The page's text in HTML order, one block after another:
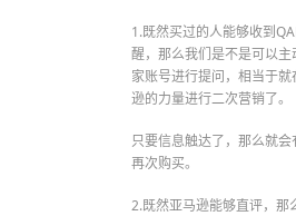
1.既然买过的人能够收到
醒，那么我们是不是可以主
家账号进行提问，相当于就
逊的力量进行二次营销了。
只要信息触达了，那么就
再次购买。
2.既然亚马逊能够直评，那